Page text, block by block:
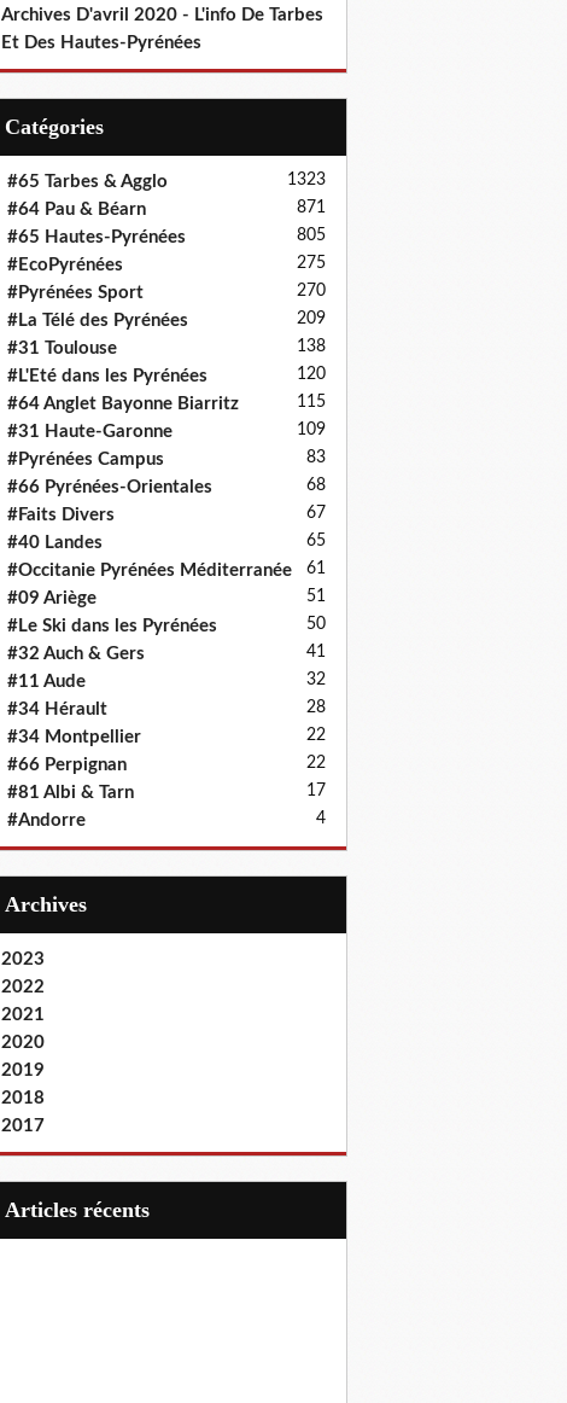
Archives D'avril 2020 - L'info De Tarbes
Et Des Hautes-Pyrénées
Catégories
#65 Tarbes & Agglo 1323
#64 Pau & Béarn 871
#65 Hautes-Pyrénées 805
#EcoPyrénées 275
#Pyrénées Sport 270
#La Télé des Pyrénées 209
#31 Toulouse 138
#L'Eté dans les Pyrénées 120
#64 Anglet Bayonne Biarritz 115
#31 Haute-Garonne 109
#Pyrénées Campus 83
#66 Pyrénées-Orientales 68
#Faits Divers 67
#40 Landes 65
#Occitanie Pyrénées Méditerranée 61
#09 Ariège 51
#Le Ski dans les Pyrénées 50
#32 Auch & Gers 41
#11 Aude 32
#34 Hérault 28
#34 Montpellier 22
#66 Perpignan 22
#81 Albi & Tarn 17
#Andorre 4
Archives
2023
2022
2021
2020
2019
2018
2017
articles récents